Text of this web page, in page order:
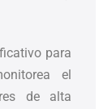
para
el
de alta